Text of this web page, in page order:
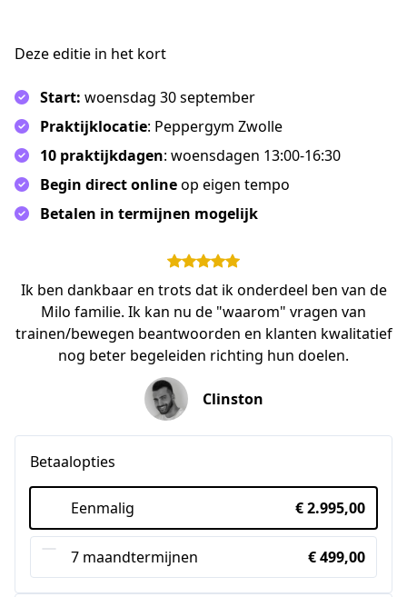
Deze editie in het kort
Start: woensdag 30 september
Praktijklocatie: Peppergym Zwolle
10 praktijkdagen: woensdagen 13:00-16:30
Begin direct onlineop eigen tempo
Betalen in termijnen mogelijk
Ik ben dankbaar en trots dat ik onderdeel ben van de
Milo familie. Ik kan nu de "waarom" vragen van
trainen/bewegen beantwoorden en klanten kwalitatief
nog beter begeleiden richting hun doelen.
Clinston
Betaalopties
Eenmalig € 2.995,00
7 maandtermijnen € 499,00